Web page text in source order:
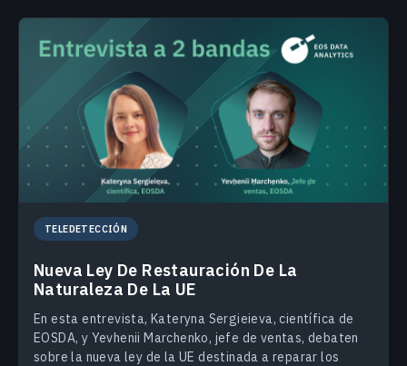
TELEDETECCIÓN
Nueva Ley De Restauración De La
Naturaleza De La UE
En esta entrevista, Kateryna Sergieieva, científica de
EOSDA, y Yevhenii Marchenko, jefe de ventas, debaten
sobre la nueva ley de la UE destinada a reparar los